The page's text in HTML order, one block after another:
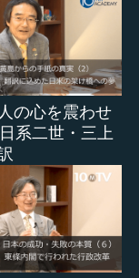
の心を震わせ
系二世・三上